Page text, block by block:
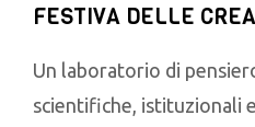
FESTIVA DELLE
Un laboratorio di
scientifiche, istituzionali